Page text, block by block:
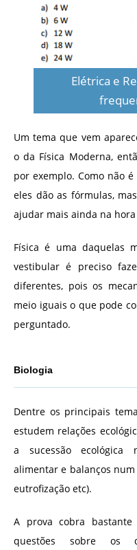
Elétrica e
Um tema que vem
o da Física Moderna,
por exemplo. Como não
eles dão as fórmulas,
ajudar mais ainda na
Física é uma daquelas
vestibular é preciso
diferentes, pois os
meio iguais o que pode
perguntado.
Biologia
Dentre os principais
estudem relações
a sucessão ecológica
alimentar e balanços
eutrofização etc).
A prova cobra bastante
questões sobre os